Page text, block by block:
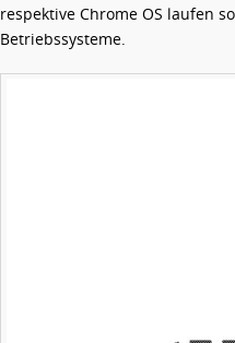
respektive Chrome OS laufen
Betriebssysteme.